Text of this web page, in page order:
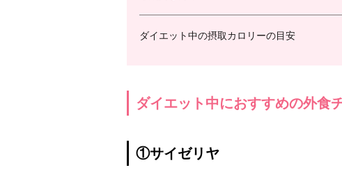
ダイエット中の摂取カロリーの目安
ダイエット中におすすめの外食
①サイゼリヤ